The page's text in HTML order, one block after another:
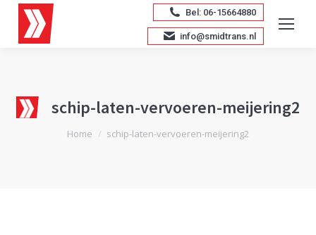
Bel: 06-15664880
info@smidtrans.nl
schip-laten-vervoeren-meijering2
Je bent hier:
Home schip-laten-vervoeren-meijering2